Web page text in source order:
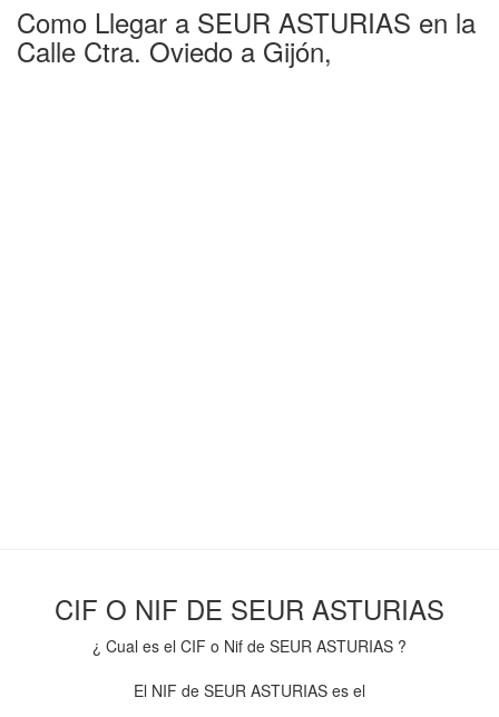
Como Llegar a SEUR ASTURIAS en la
Calle Ctra. Oviedo a Gijón,
CIF O NIF DE SEUR ASTURIAS
¿ Cual es el CIF o Nif de SEUR ASTURIAS ?
El NIF de SEUR ASTURIAS es el